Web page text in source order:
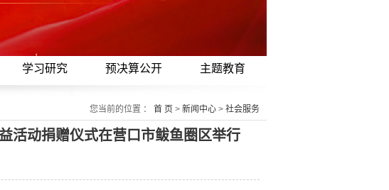
学习研究 预决算公开 主题教育
您当前的位置 ： 首 页 > 新闻中心 > 社会服务
活动捐赠仪式在营口市鲅鱼圈区举行